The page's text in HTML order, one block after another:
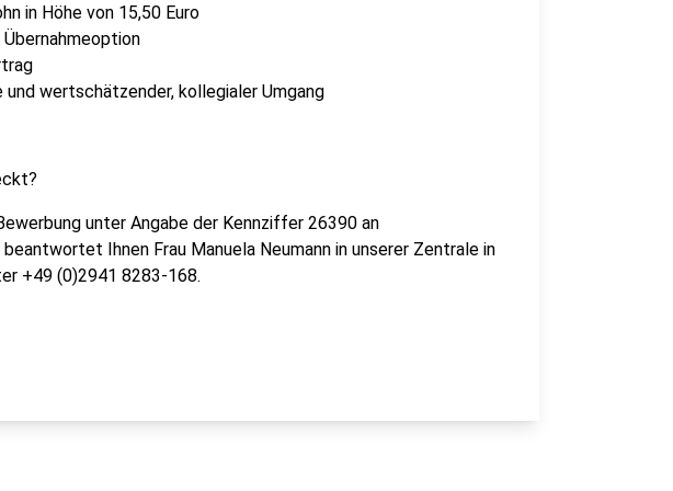
in Höhe von 15,50 Euro
wertschätzender, kollegialer Umgang
unter Angabe der Kennziffer 26390 an
beantwortet Ihnen Frau Manuela Neumann in unserer Zentrale in
+49 (0)2941 8283-168.